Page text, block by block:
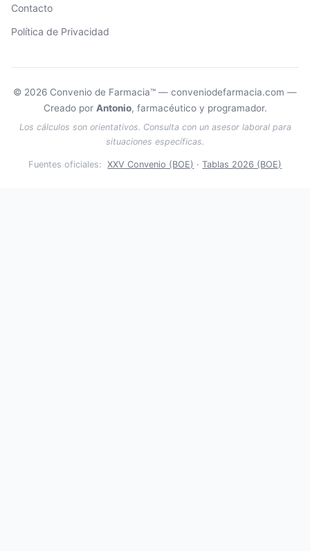
Contacto
Política de Privacidad
© 2026 Convenio de Farmacia™ — conveniodefarmacia.com —
Creado por Antonio, farmacéutico y programador.
Los cálculos son orientativos. Consulta con un asesor laboral para
situaciones específicas.
Fuentes oficiales: XXV Convenio (BOE) ·Tablas 2026 (BOE)